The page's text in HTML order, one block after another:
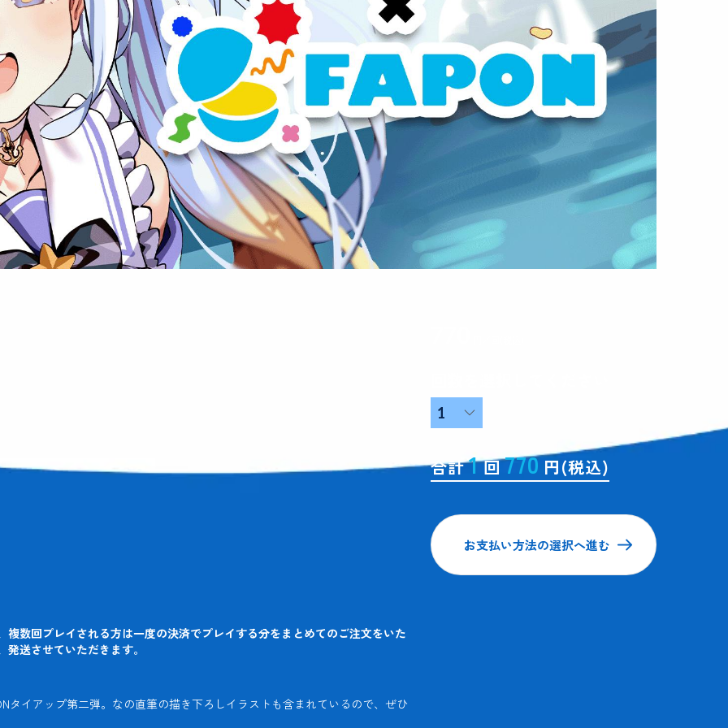
数回プレイされる方は一度の決済でプレイする分をまとめてのご注文をいた
送させていただきます。
タイアップ第二弾。なの直筆の描き下ろしイラストも含まれているので、ぜひ
合計1回770 円(税込)
お支払い方法の選択へ進む